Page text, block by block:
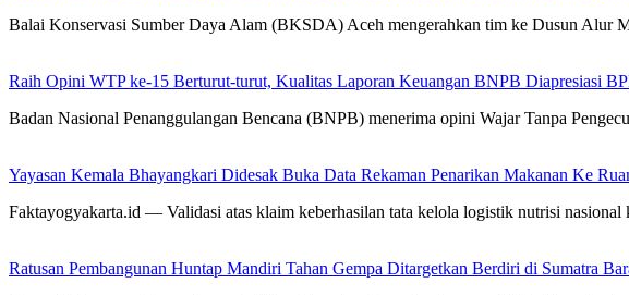
Balai Konservasi Sumber Daya Alam (BKSDA) Aceh mengerahkan tim ke Dusun Alur
Raih Opini WTP ke-15 Berturut-turut, Kualitas Laporan Keuangan BNPB Diapresiasi
Badan Nasional Penanggulangan Bencana (BNPB) menerima opini Wajar Tanpa
Yayasan Kemala Bhayangkari Didesak Buka Data Rekaman Penarikan Makanan Ke
Faktayogyakarta.id — Validasi atas klaim keberhasilan tata kelola logistik nutrisi
Ratusan Pembangunan Huntap Mandiri Tahan Gempa Ditargetkan Berdiri di Sumatra